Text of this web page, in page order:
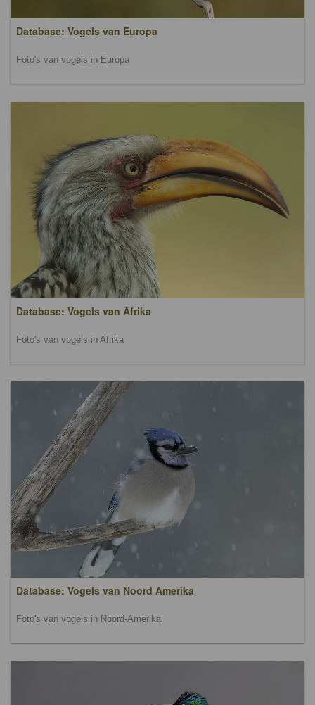
Database: Vogels van Europa
Foto's van vogels in Europa
Database: Vogels van Afrika
Foto's van vogels in Afrika
Database: Vogels van Noord Amerika
Foto's van vogels in Noord-Amerika